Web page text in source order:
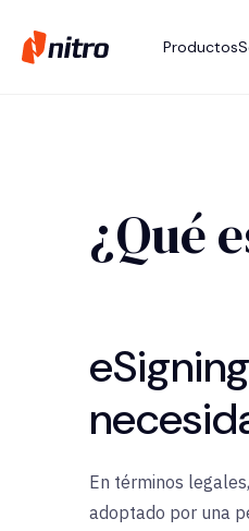
Productos
¿Qué
En términos
adoptado por una